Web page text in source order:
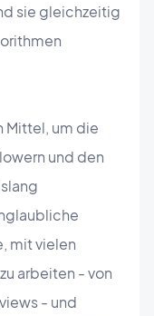
sie gleichzeitig
Mittel, um die
und den
mit vielen
arbeiten - von
- und